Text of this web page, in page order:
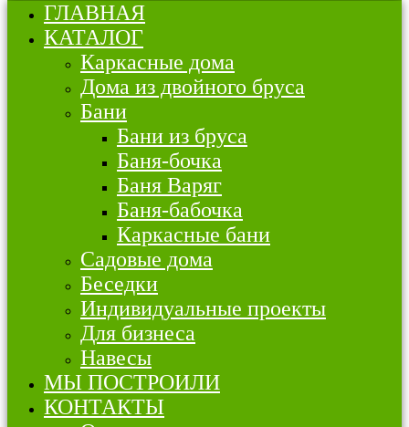
ГЛАВНАЯ
КАТАЛОГ
Каркасные дома
Дома из двойного бруса
Бани
Бани из бруса
Баня-бочка
Баня Варяг
Баня-бабочка
Каркасные бани
Садовые дома
Беседки
Индивидуальные проекты
Для бизнеса
Навесы
МЫ ПОСТРОИЛИ
КОНТАКТЫ